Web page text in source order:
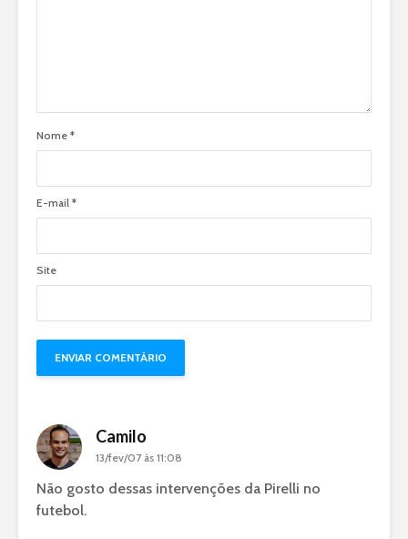
Nome *
E-mail *
Site
Camilo
13/fev/07 às 11:08
Não gosto dessas intervenções da Pirelli no
futebol.